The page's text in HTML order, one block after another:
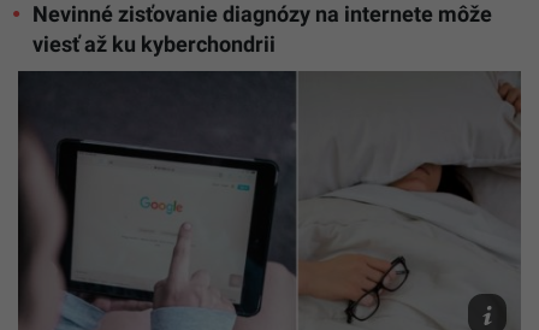
Nevinné zisťovanie diagnózy na internete môže
viesť až ku kyberchondrii
Isabella
Louisa
Fischer